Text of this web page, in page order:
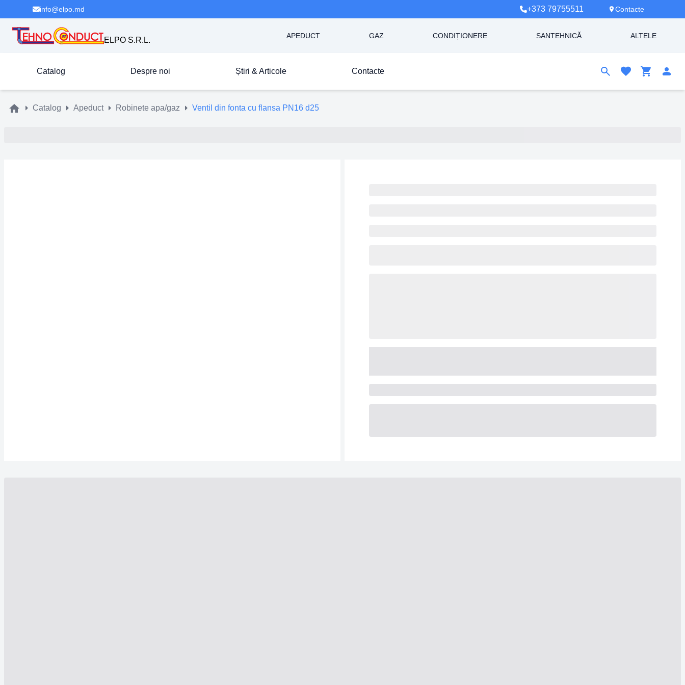
info@elpo.md +373 79755511 Contacte
ELPO S.R.L. APEDUCT GAZ CONDIȚIONERE SANTEHNICĂ ALTELE
Catalog Despre noi Știri & Articole Contacte
Catalog Apeduct Robinete apa/gaz Ventil din fonta cu flansa PN16 d25